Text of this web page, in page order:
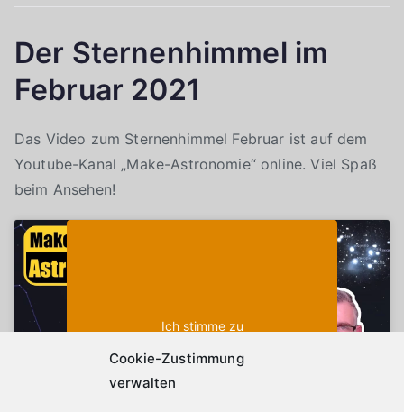
Cookie-Zustimmung
verwalten
Der Sternenhimmel im
Februar 2021
Das Video zum Sternenhimmel Februar ist auf dem
Youtube-Kanal „Make-Astronomie“ online. Viel Spaß
beim Ansehen!
Ich stimme zu